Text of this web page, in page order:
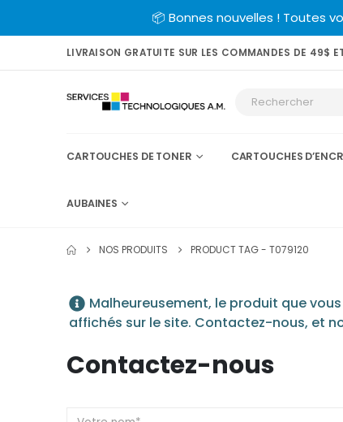
📦 Bonnes nouvelles ! Toutes
LIVRAISON GRATUITE SUR LES COMMANDES DE 49$
CARTOUCHES DE TONER CARTOUCHES
AUBAINES
NOS PRODUITS PRODUCT TAG - T079120
Malheureusement, le produit que
affichés sur le site. Contactez-nous, et
Contactez-nous